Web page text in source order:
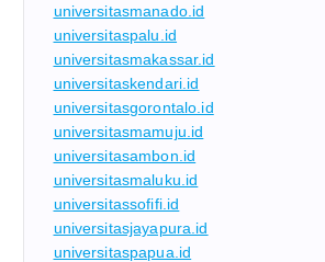
universitasmanado.id
universitaspalu.id
universitasmakassar.id
universitaskendari.id
universitasgorontalo.id
universitasmamuju.id
universitasambon.id
universitasmaluku.id
universitassofifi.id
universitasjayapura.id
universitaspapua.id